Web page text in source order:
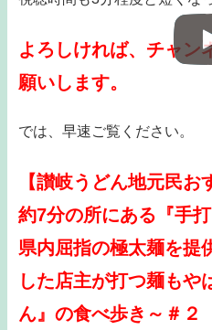
よろしければ、チャン
願いします。
では、早速ご覧ください。
【讃岐うどん地元民
約7分の所にある『手
県内屈指の極太麺を提
した店主が打つ麺もや
ん』の食べ歩き～＃２